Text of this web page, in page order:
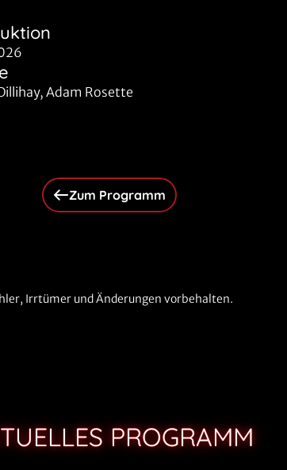
Adam Rosette
Zum Programm
Irrtümer und Änderungen vorbehalten.
PROGRAMM